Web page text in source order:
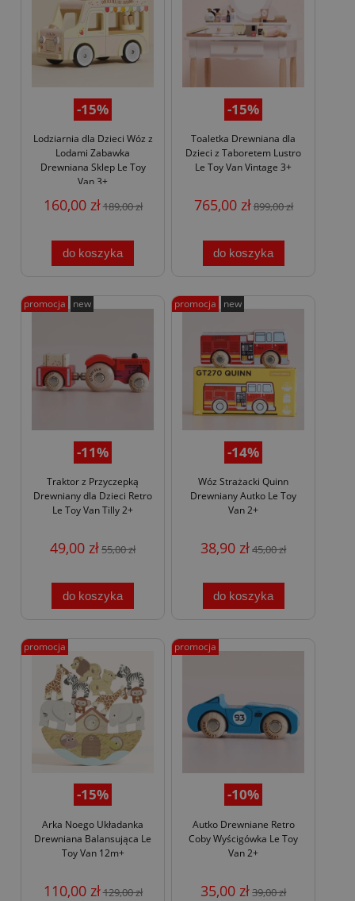
-15%
Lodziarnia dla Dzieci Wóz z
Lodami Zabawka
Drewniana Sklep Le Toy
Van 3+
160,00 zł189,00 zł
do koszyka
-15%
Toaletka Drewniana dla
Dzieci z Taboretem Lustro
Le Toy Van Vintage 3+
765,00 zł899,00 zł
do koszyka
-11%
Traktor z Przyczepką
Drewniany dla Dzieci Retro
Le Toy Van Tilly 2+
49,00 zł55,00 zł
do koszyka
promocja new
-14%
Wóz Strażacki Quinn
Drewniany Autko Le Toy
Van 2+
38,90 zł45,00 zł
do koszyka
promocja new
-15%
Arka Noego Układanka
Drewniana Balansująca Le
Toy Van 12m+
110,00 zł129,00 zł
promocja
-10%
Autko Drewniane Retro
Coby Wyścigówka Le Toy
Van 2+
35,00 zł39,00 zł
promocja